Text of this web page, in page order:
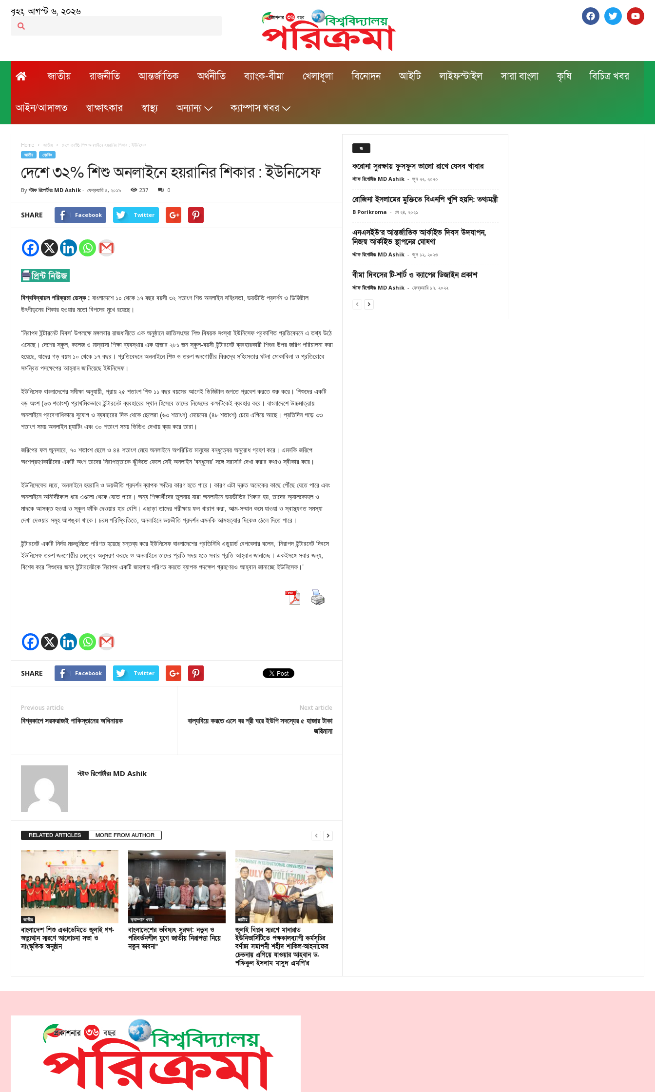
বৃহঃ, আগস্ট ৬, ২০২৬
জাতীয় রাজনীতি আন্তর্জাতিক অর্থনীতি ব্যাংক-বীমা খেলাধূলা বিনোদন আইটি লাইফস্টাইল সারা বাংলা কৃষি বিচিত্র খবর
আইন/আদালত স্বাক্ষাৎকার স্বাস্থ্য অন্যান্য ক্যাম্পাস খবর
Home জাতীয় দেশে ৩২% শিশু অনলাইনে হয়রানির শিকার : ইউনিসেফ
জাতীয় ব্রেকিং
দেশে ৩২% শিশু অনলাইনে হয়রানির শিকার : ইউনিসেফ
By স্টাফ রিপোর্টারঃ MD Ashik - ফেব্রুয়ারি ৫, ২০১৯ 237 0
SHARE Facebook Twitter
বিশ্ববিদ্যায়ল পরিক্রমা ডেস্ক : বাংলাদেশে ১০ থেকে ১৭ বছর বয়সী ৩২ শতাংশ শিশু অনলাইন সহিংসতা, ভয়ভীতি প্রদর্শন ও ডিজিটাল
উৎপীড়নের শিকার হওয়ার মতো বিপদের মুখে রয়েছে।
‘নিরাপদ ইন্টারনেট দিবস’ উপলক্ষে মঙ্গলবার রাজধানীতে এক অনুষ্ঠানে জাতিসংঘের শিশু বিষয়ক সংস্থা ইউনিসেফ প্রকাশিত প্রতিবেদনে এ তথ্য উঠে
এসেছে। দেশের স্কুল, কলেজ ও মাদ্রাসা শিক্ষা ব্যবস্থার এক হাজার ২৮১ জন স্কুল-বয়সী ইন্টারনেট ব্যবহারকারী শিশুর উপর জরিপ পরিচালনা করা
হয়েছে, যাদের গড় বয়স ১০ থেকে ১৭ বছর। প্রতিবেদনে অনলাইনে শিশু ও তরুণ জনগোষ্ঠীর বিরুদ্ধে সহিংসতার ঘটনা মোকাবিলা ও প্রতিরোধে
সমন্বিত পদক্ষেপের আহ্বান জানিয়েছে ইউনিসেফ।
ইউনিসেফ বাংলাদেশের সমীক্ষা অনুযায়ী, প্রায় ২৫ শতাংশ শিশু ১১ বছর বয়সের আগেই ডিজিটাল জগতে প্রবেশ করতে শুরু করে। শিশুদের একটি
বড় অংশ (৬৩ শতাংশ) প্রাথমিকভাবে ইন্টারনেট ব্যবহারের স্থান হিসেবে তাদের নিজেদের কক্ষটিকেই ব্যবহার করে। বাংলাদেশে উচ্চমাত্রায়
অনলাইনে প্রবেশাধিকারে সুযোগ ও ব্যবহারের দিক থেকে ছেলেরা (৬৩ শতাংশ) মেয়েদের (৪৮ শতাংশ) চেয়ে এগিয়ে আছে। প্রতিদিন গড়ে ৩৩
শতাংশ সময় অনলাইন চ্যাটিং এবং ৩০ শতাংশ সময় ভিডিও দেখায় ব্যয় করে তারা।
জরিপের ফল অুনসারে, ৭০ শতাংশ ছেলে ও ৪৪ শতাংশ মেয়ে অনলাইনে অপরিচিত মানুষের বন্ধুত্বের অনুরোধ গ্রহণ করে। এমনকি জরিপে
অংশগ্রহণকারীদের একটি অংশ তাদের নিরাপত্তাকে ঝুঁকিতে ফেলে সেই অনলাইন ‘বন্ধুদের’ সঙ্গে সরাসরি দেখা করার কথাও স্বীকার করে।
ইউনিসেফের মতে, অনলাইনে হয়রানি ও ভয়ভীতি প্রদর্শন ব্যাপক ক্ষতির কারণ হতে পারে। কারণ এটা দ্রুত অনেকের কাছে পৌঁছে যেতে পারে এবং
অনলাইনে অনির্দিষ্টকাল ধরে এগুলো থেকে যেতে পারে। অন্য শিক্ষার্থীদের তুলনায় যারা অনলাইনে ভয়ভীতির শিকার হয়, তাদের অ্যালকোহল ও
মাদকে আসক্ত হওয়া ও স্কুল ফাঁকি দেওয়ার হার বেশি। এছাড়া তাদের পরীক্ষায় ফল খারাপ করা, আত্ম-সম্মান কমে যাওয়া ও স্বাস্থ্যগত সমস্যা
দেখা দেওয়ার সমূহ আশঙ্কা থাকে। চরম পরিস্থিতিতে, অনলাইনে ভয়ভীতি প্রদর্শন এমনকি আত্মহত্যার দিকেও ঠেলে দিতে পারে।
ইন্টারনেট একটি নির্দয় মরুভূমিতে পরিণত হয়েছে মন্তব্য করে ইউনিসেফ বাংলাদেশের প্রতিনিধি এডুয়ার্ড বেগবেদার বলেন, ‘নিরাপদ ইন্টারনেট দিবসে
ইউনিসেফ তরুণ জনগোষ্ঠীর নেতৃত্ব অনুসরণ করছে ও অনলাইনে তাদের প্রতি সদয় হতে সবার প্রতি আহ্বান জানাচ্ছে। একইসঙ্গে সবার জন্য,
বিশেষ করে শিশুদের জন্য ইন্টারনেটকে নিরাপদ একটি জায়গায় পরিণত করতে ব্যাপক পদক্ষেপ গ্রহণেরও আহ্বান জানাচ্ছে ইউনিসেফ।’
SHARE Facebook Twitter
Previous article
বিশ্বকাপে সরফরাজই পাকিস্তানের অধিনায়ক
Next article
বাল্যবিয়ে করতে এসে বর শ্রী ঘরে ইউপি সদস্যের ৫ হাজার টাকা
জরিমানা
স্টাফ রিপোর্টারঃ MD Ashik
RELATED ARTICLES MORE FROM AUTHOR
জাতীয়
বাংলাদেশ শিশু একাডেমিতে জুলাই গণ-
অভ্যুত্থান স্মরণে আলোচনা সভা ও
সাংস্কৃতিক অনুষ্ঠান
ক্যাম্পাস খবর
বাংলাদেশের ভবিষ্যৎ সুরক্ষা: নতুন ও
পরিবর্তনশীল যুগে জাতীয় নিরাপত্তা নিয়ে
নতুন ভাবনা”
জাতীয়
জুলাই বিপ্লব স্মরণে মানারাত
ইউনিভার্সিটিতে পক্ষকালব্যাপী কর্মসূচির
বর্ণাঢ্য সমাপনী শহীদ শাকিল-আহনাফের
চেতনায় এগিয়ে যাওয়ার আহবান ড.
শফিকুল ইসলাম মাসুদ এমপি’র
জ
করোনা সুরক্ষায় ফুসফুস ভালো রাখে যেসব খাবার
স্টাফ রিপোর্টারঃ MD Ashik - জুন ২২, ২০২০
রোজিনা ইসলামের মুক্তিতে বিএনপি খুশি হয়নি: তথ্যমন্ত্রী
B Porikroma - মে ২৪, ২০২১
এনএসইউ’র আন্তর্জাতিক আর্কাইভ দিবস উদযাপন,
নিজস্ব আর্কাইভ স্থাপনের ঘোষণা
স্টাফ রিপোর্টারঃ MD Ashik - জুন ১২, ২০২৩
বীমা দিবসের টি-শার্ট ও ক্যাপের ডিজাইন প্রকাশ
স্টাফ রিপোর্টারঃ MD Ashik - ফেব্রুয়ারি ১৭, ২০২২